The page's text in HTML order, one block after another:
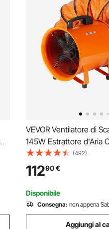
VEVOR Ventilatore di
145W Estrattore d'Aria
Industriale 203 mm
Volume d'Aria 1020
Scarico per Estrarre
Velocità 2900 giri/min
(492)
11290€
Disponibile
Consegna: non appena
Aggiungi al